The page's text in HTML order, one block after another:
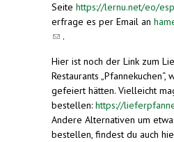
Seite https://lernu.net/eo/
erfrage es per Email an
(link sends e-mail)
.
Hier ist noch der Link zum
Restaurants
gefeiert hätten. Vielleicht
bestellen: https://
Andere Alternativen um
bestellen, findest du auch